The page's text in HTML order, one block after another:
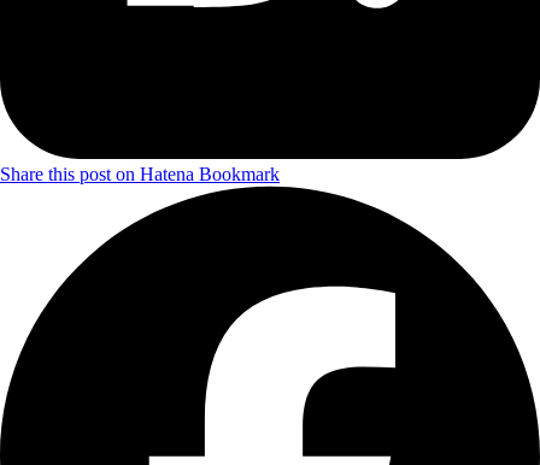
Share this post on Hatena Bookmark